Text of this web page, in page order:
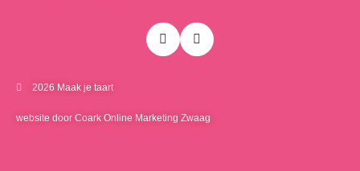
2026 Maak je taart
website door Coark Online Marketing Zwaag